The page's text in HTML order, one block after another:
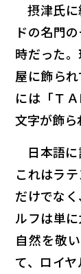
摂津氏
ドの名門
時だった
屋に飾ら
には「Ｔ
文字が飾ら
日本語
これはラ
だけでな
ルフは単に
自然を敬
て、ロイ